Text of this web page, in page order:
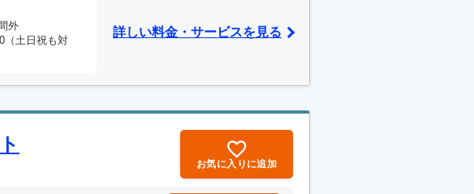
外
（土日祝も対
詳しい料金・サービスを見る
お気に入りに追加